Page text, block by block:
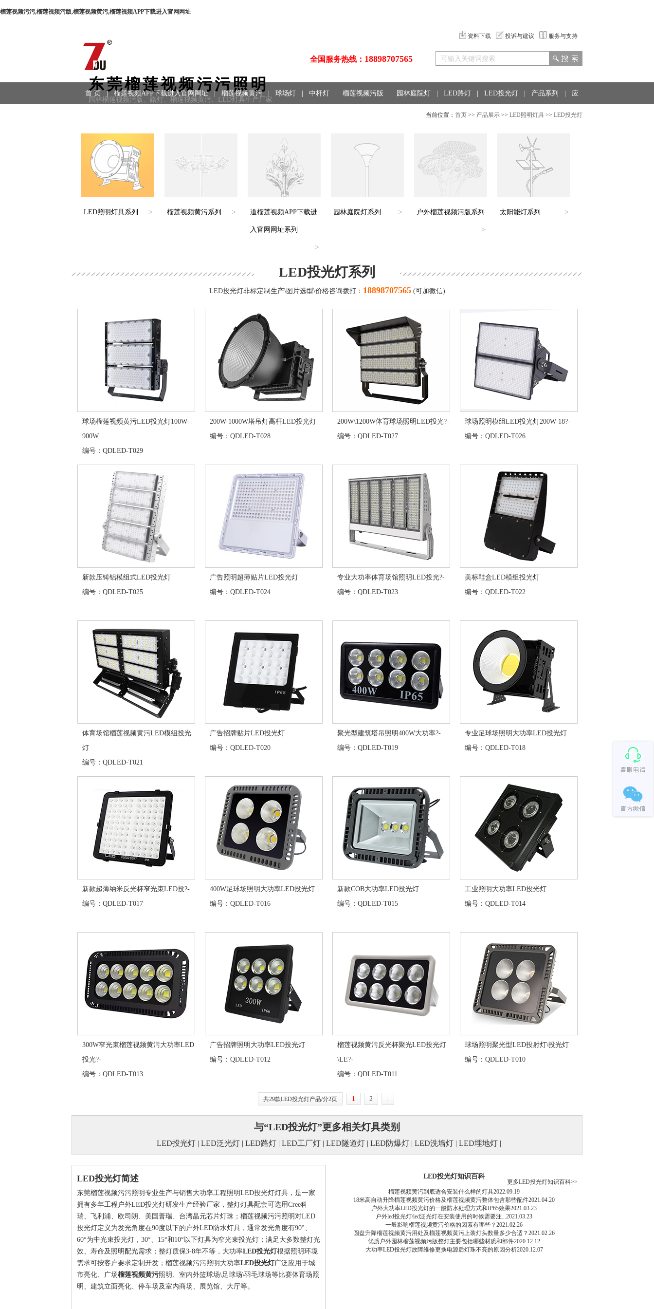
榴莲视频污污,榴莲视频污版,榴莲视频黄污,榴莲视频APP下载进入官网网址
东莞榴莲视频污污照明
园林榴莲视频污版、路灯、榴莲视频黄污、LED灯具生产厂家
资料下载 投诉与建议 服务与支持
全国服务热线： 18898707565
首 页 | 榴莲视频APP下载进入官网网址 | 榴莲视频黄污 球场灯 中杆灯 榴莲视频污版 园林庭院灯 LED路灯 LED投光灯 产品系列 应
当前位置： 首页 >> 产品展示 >> LED照明灯具 >> LED投光灯
LED照明灯具系列 > 榴莲视频黄污系列 > 道榴莲视频APP下载进
入官网网址系列
>
园林庭院灯系列 > 户外榴莲视频污版系列
>
太阳能灯系列 >
LED投光灯系列
LED投光灯非标定制生产\图片选型\价格咨询拨打： 18898707565(可加微信)
球场榴莲视频黄污LED投光灯100W-
900W
编号：QDLED-T029
200W-1000W塔吊灯高杆LED投光灯
编号：QDLED-T028
200W\1200W体育球场照明LED投光?-
编号：QDLED-T027
球场照明模组LED投光灯200W-18?-
编号：QDLED-T026
新款压铸铝模组式LED投光灯
编号：QDLED-T025
广告照明超薄贴片LED投光灯
编号：QDLED-T024
专业大功率体育场馆照明LED投光?-
编号：QDLED-T023
美标鞋盒LED模组投光灯
编号：QDLED-T022
体育场馆榴莲视频黄污LED模组投光
灯
编号：QDLED-T021
广告招牌贴片LED投光灯
编号：QDLED-T020
聚光型建筑塔吊照明400W大功率?-
编号：QDLED-T019
专业足球场照明大功率LED投光灯
编号：QDLED-T018
新款超薄纳米反光杯窄光束LED投?-
编号：QDLED-T017
400W足球场照明大功率LED投光灯
编号：QDLED-T016
新款COB大功率LED投光灯
编号：QDLED-T015
工业照明大功率LED投光灯
编号：QDLED-T014
300W窄光束榴莲视频黄污大功率LED
投光?-
编号：QDLED-T013
广告招牌照明大功率LED投光灯
编号：QDLED-T012
榴莲视频黄污反光杯聚光LED投光灯
\LE?-
编号：QDLED-T011
球场照明聚光型LED投射灯\投光灯
编号：QDLED-T010
共29款LED投光灯产品/分2页 1 2 :
与“LED投光灯”更多相关灯具类别
| LED投光灯| LED泛光灯| LED路灯| LED工厂灯| LED隧道灯| LED防爆灯| LED洗墙灯| LED埋地灯|
LED投光灯简述
东莞榴莲视频污污照明专业生产与销售大功率工程照明LED投光灯灯具，是一家
拥有多年工程户外LED投光灯研发生产经验厂家，整灯灯具配套可选用Cree科
瑞、飞利浦、欧司朗、美国普瑞、台湾晶元芯片灯珠；榴莲视频污污照明对LED
投光灯定义为发光角度在90度以下的户外LED防水灯具，通常发光角度有90°、
60°为中光束投光灯，30°、15°和10°以下灯具为窄光束投光灯；满足大多数整灯光
效、寿命及照明配光需求；整灯质保3-8年不等，大功率LED投光灯根据照明环境
需求可按客户要求定制开发；榴莲视频污污照明大功率LED投光灯广泛应用于城
市亮化、广场榴莲视频黄污照明、室内外篮球场\足球场\羽毛球场等比赛体育场照
明、建筑立面亮化、停车场及室内商场、展览馆、大厅等。
LED投光灯知识百科
更多LED投光灯知识百科>>
榴莲视频黄污到底适合安装什么样的灯具2022.09.19
18米高自动升降榴莲视频黄污价格及榴莲视频黄污整体包含那些配件2021.04.20
户外大功率LED投光灯的一般防水处理方式和IP65效果2021.03.23
户外led投光灯\led泛光灯在安装使用的时候需要注...2021.03.23
一般影响榴莲视频黄污价格的因素有哪些？ 2021.02.26
圆盘升降榴莲视频黄污用处及榴莲视频黄污上装灯头数量多少合适？ 2021.02.26
优质户外园林榴莲视频污版整灯主要包括哪些材质和部件2020.12.12
大功率LED投光灯故障维修更换电源后灯珠不亮的原因分析2020.12.07